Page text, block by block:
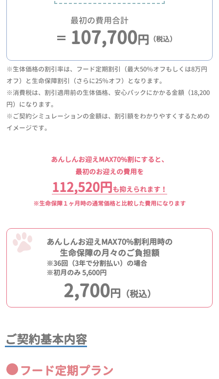
最初の費用合計
107,700円 （税込）
※生体価格の割引率は、フード定期割引（最大50％オフもしくは8万円
オフ）と生命保障割引（さらに25％オフ）となります。
※消費税は、割引適用前の生体価格、安心パックにかかる金額（18,200
円）になります。
※ご契約シミュレーションの金額は、割引額をわかりやすくするための
イメージです。
あんしんお迎えMAX70%割にすると、
最初のお迎えの費用を
112,520円も抑えられます！
※生命保障１ヶ月時の通常価格と比較した費用になります
あんしんお迎えMAX70%割利用時の
生命保障の月々のご負担額
※36回（3年で分割払い）の場合
※初月のみ 5,600円
2,700円 （税込）
ご契約基本内容
フード定期プラン